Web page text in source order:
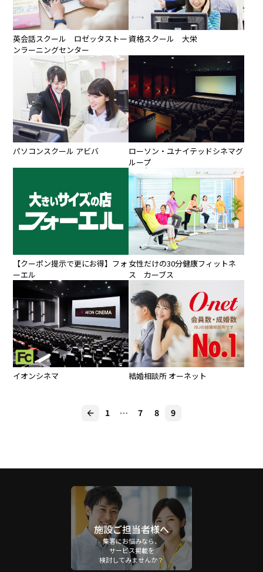
英会話スクール ロゼッタストー
ンラーニングセンター
資格スクール 大栄
パソコンスクール アビバ
ローソン・ユナイテッドシネマグ
ループ
【クーポン提示で更にお得】フォ
ーエル
女性だけの30分健康フィットネ
ス カーブス
イオンシネマ 結婚相談所 オーネット
1 … 7 8 9
施設ご担当者様へ
集客にお悩みなら、
サービス掲載を
検討してみませんか？